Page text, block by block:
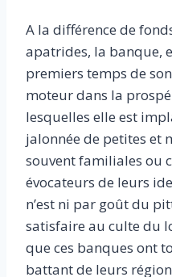
A la différence de
apatrides, la banque,
premiers temps de
moteur dans la
lesquelles elle est
jalonnée de petites et
souvent familiales ou
évocateurs de leurs
n’est ni par goût du
satisfaire au culte du
que ces banques ont
battant de leurs